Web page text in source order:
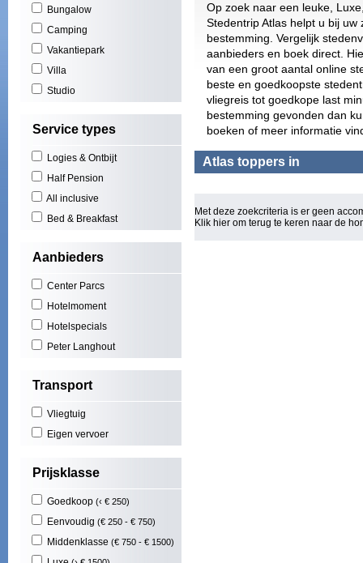
Bungalow
Camping
Vakantiepark
Villa
Studio
Service types
Logies & Ontbijt
Half Pension
All inclusive
Bed & Breakfast
Aanbieders
Center Parcs
Hotelmoment
Hotelspecials
Peter Langhout
Transport
Vliegtuig
Eigen vervoer
Prijsklasse
Goedkoop (‹ € 250)
Eenvoudig (€ 250 - € 750)
Middenklasse (€ 750 - € 1500)
El
Op zoek naar een leuke,
Stedentrip Atlas helpt u bij
bestemming. Vergelijk
aanbieders en boek direct.
van een groot aantal online
beste en goedkoopste
vliegreis tot goedkope last
bestemming gevonden dan
boeken of meer informatie
Atlas toppers in
Met deze zoekcriteria is er geen
Klik hier om terug te keren naar de